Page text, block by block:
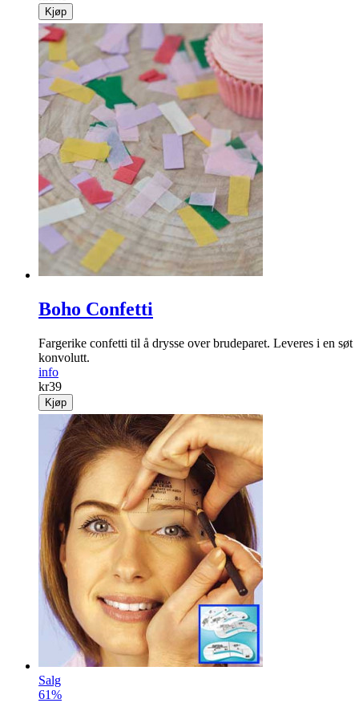
Kjøp
Boho Confetti
Fargerike confetti til å drysse over brudeparet. Leveres i en søt
konvolutt.
info
kr39
Kjøp
Salg
61%